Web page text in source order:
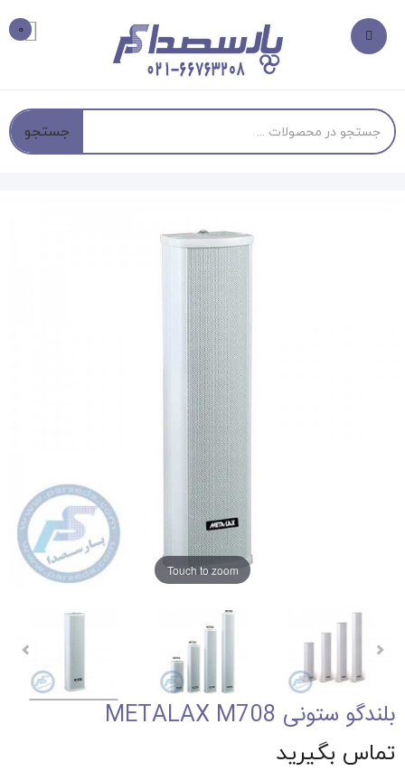
0
جستجو
Touch to zoom
بلندگو ستونی METALAX M708
تماس بگیرید